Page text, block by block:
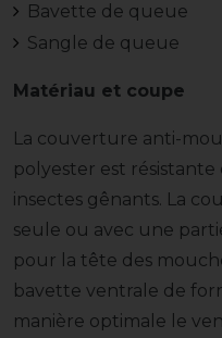
Bavette de queue
Sangle de queue
Matériau et coupe
La couverture anti-
polyester est
insectes gênants. La
seule ou avec une
pour la tête des
bavette ventrale de
manière optimale le